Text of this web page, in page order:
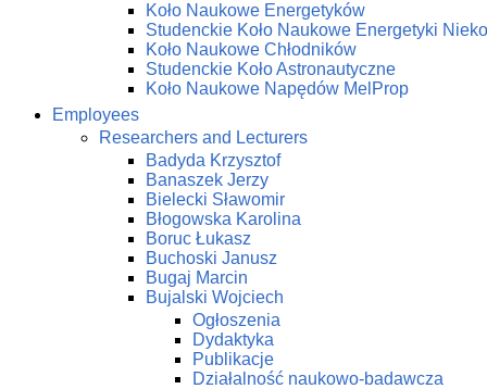
Koło Naukowe Energetyków
Studenckie Koło Naukowe Energetyki
Koło Naukowe Chłodników
Studenckie Koło Astronautyczne
Koło Naukowe Napędów MelProp
Employees
Researchers and Lecturers
Badyda Krzysztof
Banaszek Jerzy
Bielecki Sławomir
Błogowska Karolina
Boruc Łukasz
Buchoski Janusz
Bugaj Marcin
Bujalski Wojciech
Ogłoszenia
Dydaktyka
Publikacje
Działalność naukowo-badawcza